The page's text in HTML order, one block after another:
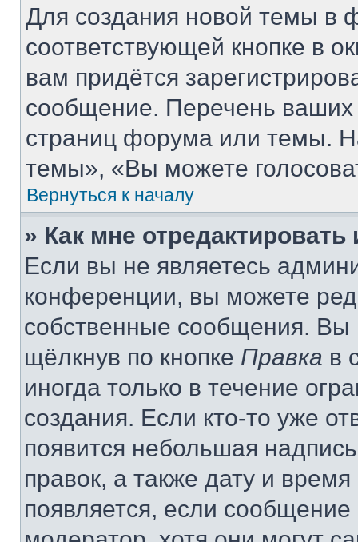
Для создания новой темы в
соответствующей кнопке в
вам придётся
сообщение. Перечень ваших
страниц форума или темы.
темы», «Вы можете
Вернуться к началу
» Как мне
Если вы не являетесь
конференции, вы можете
собственные сообщения. Вы
щёлкнув по кнопке Правка в
иногда только в течение
создания. Если кто-то уже
появится небольшая
правок, а также дату и
появляется, если